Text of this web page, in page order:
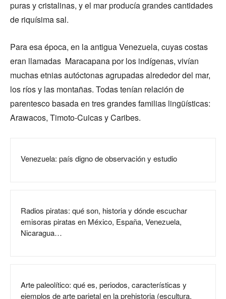
puras y cristalinas, y el mar producía grandes cantidades
de riquísima sal.
Para esa época, en la antigua Venezuela, cuyas costas
eran llamadas Maracapana por los indígenas, vivían
muchas etnias autóctonas agrupadas alrededor del mar,
los ríos y las montañas. Todas tenían relación de
parentesco basada en tres grandes familias lingüísticas:
Arawacos, Timoto-Cuicas y Caribes.
Venezuela: país digno de observación y estudio
Radios piratas: qué son, historia y dónde escuchar
emisoras piratas en México, España, Venezuela,
Nicaragua…
Arte paleolítico: qué es, periodos, características y
ejemplos de arte parietal en la prehistoria (escultura,